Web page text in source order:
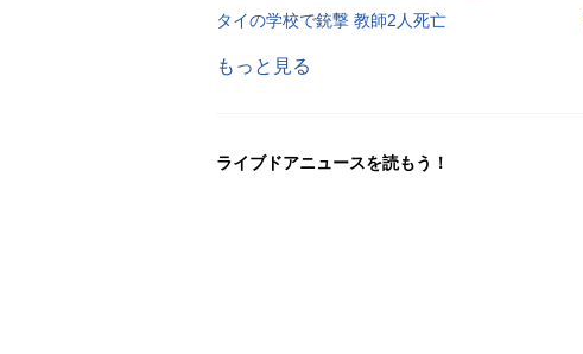
タイの学校で銃撃 教師2人死亡
もっと見る
ライブドアニュースを読もう！